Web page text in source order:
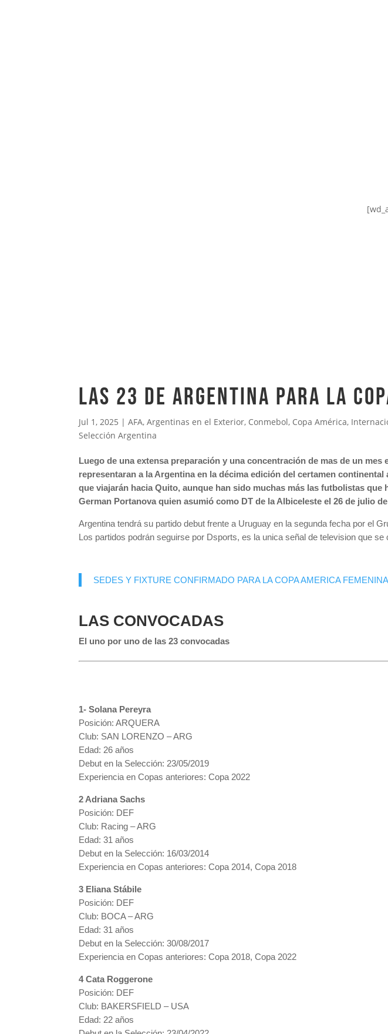
LAS 23 DE ARGENTINA PARA LA
Jul 1, 2025 |AFA,Argentinas en el Exterior, Conmebol, Copa América,
Selección Argentina
Luego de una extensa preparación y una concentración de mas de un
representaran a la Argentina en la décima edición del certamen
que viajarán hacia Quito, aunque han sido muchas más las futbolistas
German Portanova quien asumió como DT de la Albiceleste el 26 de julio de
Argentina tendrá su partido debut frente a Uruguay en la segunda fecha por el
Los partidos podrán seguirse por Dsports, es la unica señal de television que se
SEDES Y FIXTURE CONFIRMADO PARA LA COPA AMERICA
LAS CONVOCADAS
El uno por uno de las 23 convocadas
1- Solana Pereyra
Posición: ARQUERA
Club: SAN LORENZO – ARG
Edad: 26 años
Debut en la Selección: 23/05/2019
Experiencia en Copas anteriores: Copa 2022
2 Adriana Sachs
Posición: DEF
Club: Racing – ARG
Edad: 31 años
Debut en la Selección: 16/03/2014
Experiencia en Copas anteriores: Copa 2014, Copa 2018
3 Eliana Stábile
Posición: DEF
Club: BOCA – ARG
Edad: 31 años
Debut en la Selección: 30/08/2017
Experiencia en Copas anteriores: Copa 2018, Copa 2022
4 Cata Roggerone
Posición: DEF
Club: BAKERSFIELD – USA
Edad: 22 años